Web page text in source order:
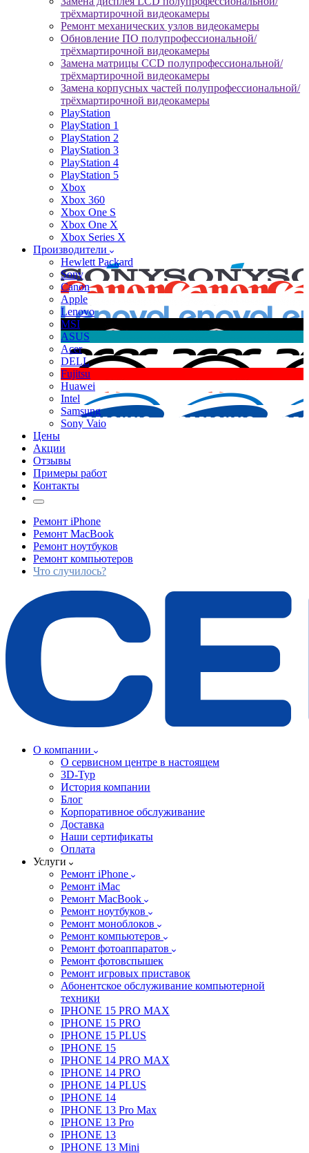
трёхмартирочной видеокамеры
Ремонт механических узлов видеокамеры
Обновление ПО полупрофессиональной/
трёхмартирочной видеокамеры
Замена матрицы CCD полупрофессиональной/
трёхмартирочной видеокамеры
Замена корпусных частей полупрофессиональной/
трёхмартирочной видеокамеры
PlayStation
PlayStation 1
PlayStation 2
PlayStation 3
PlayStation 4
PlayStation 5
Xbox
Xbox 360
Xbox One S
Xbox One X
Xbox Series X
Производители
Hewlett Packard
Sony
Canon
Apple
Lenovo
MSI
ASUS
Acer
DELL
Fujitsu
Huawei
Intel
Samsung
Sony Vaio
Цены
Акции
Отзывы
Примеры работ
Контакты
Ремонт iPhone
Ремонт MacBook
Ремонт ноутбуков
Ремонт компьютеров
Что случилось?
О компании
О сервисном центре в настоящем
3D-Тур
История компании
Блог
Корпоративное обслуживание
Доставка
Наши сертификаты
Оплата
Услуги
Ремонт iPhone
Ремонт iMac
Ремонт MacBook
Ремонт ноутбуков
Ремонт моноблоков
Ремонт компьютеров
Ремонт фотоаппаратов
Ремонт фотовспышек
Ремонт игровых приставок
Абонентское обслуживание компьютерной
техники
IPHONE 15 PRO MAX
IPHONE 15 PRO
IPHONE 15 PLUS
IPHONE 15
IPHONE 14 PRO MAX
IPHONE 14 PRO
IPHONE 14 PLUS
IPHONE 14
IPHONE 13 Pro Max
IPHONE 13 Pro
IPHONE 13
IPHONE 13 Mini